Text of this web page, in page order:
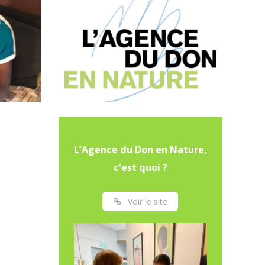
L’Agence du Don en Nature,
c’est quoi ?
Voir le site